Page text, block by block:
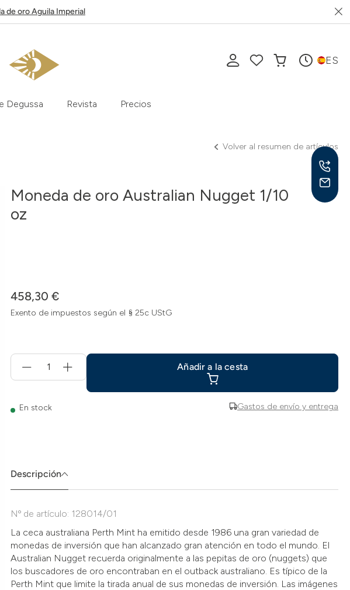
de oro Aguila Imperial
ES
Degussa Revista Precios
Volver al resumen de artículos
Moneda de oro Australian Nugget 1/10
oz
458,30 €
Exento de impuestos según el § 25c UStG
Gastos de envío y entrega
für
Añadir
Añadir a la cesta
En stock
Descripción
Nº de artículo: 128014/01
La ceca australiana Perth Mint ha emitido desde 1986 una gran variedad de
monedas de inversión que han alcanzado gran atención en todo el mundo. El
Australian Nugget recuerda originalmente a las pepitas de oro (nuggets) que
los buscadores de oro encontraban en el outback australiano. Es típico de la
Perth Mint que limite la tirada anual de sus monedas de inversión. Las imágenes